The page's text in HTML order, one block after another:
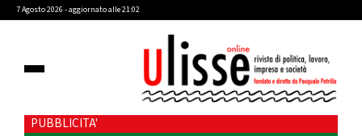
7 Agosto 2026 - aggiornato alle 21:02
PUBBLICITA'